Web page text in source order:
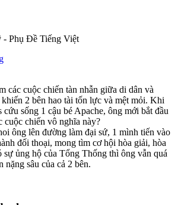
- Phụ Đề Tiếng Việt
các cuộc chiến tàn nhẫn giữa di dân và
2 bên hao tài tốn lực và mệt mỏi. Khi
sống 1 cậu bé Apache, ông mới bắt đầu
cuộc chiến vô nghĩa này?
ông lên đường làm đại sứ, 1 mình tiến vào
đối thoại, mong tìm cơ hội hòa giải, hòa
sự ủng hộ của Tổng Thống thì ông vẫn quá
sâu của cả 2 bên.